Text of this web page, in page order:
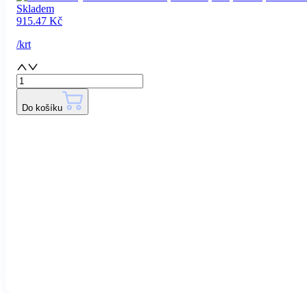
Skladem
915.47 Kč
/krt
Do košíku